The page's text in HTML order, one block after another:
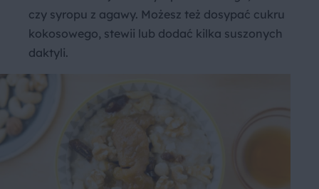
czy syropu z agawy. Możesz też dosypać cukru
kokosowego, stewii lub dodać kilka suszonych
daktyli.